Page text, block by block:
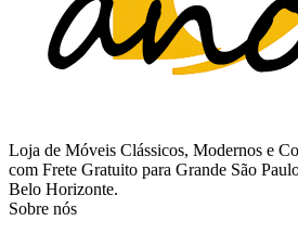
Loja de Móveis Clássicos, Modernos e
com Frete Gratuito para Grande São
Belo Horizonte.
Sobre nós